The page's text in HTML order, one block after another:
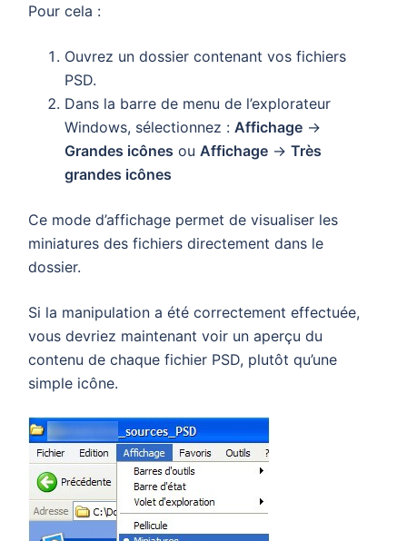
Pour cela :
Ouvrez un dossier contenant vos fichiers
PSD.
Dans la barre de menu de l’explorateur
Windows, sélectionnez : Affichage →
Grandes icônes ou Affichage → Très
grandes icônes
Ce mode d’affichage permet de visualiser les
miniatures des fichiers directement dans le
dossier.
Si la manipulation a été correctement effectuée,
vous devriez maintenant voir un aperçu du
contenu de chaque fichier PSD, plutôt qu’une
simple icône.